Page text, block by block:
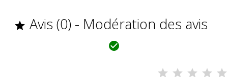
 Avis (0) - Modération des avis
